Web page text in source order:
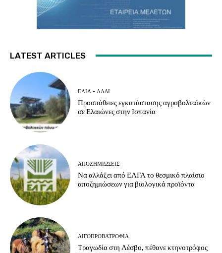
LATEST ARTICLES
ΕΛΙΆ - ΛΆΔΙ
Προσπάθειες εγκατάστασης αγροβολταϊκών
σε Ελαιώνες στην Ισπανία
ΑΠΟΖΗΜΙΏΣΕΙΣ
Να αλλάξει από ΕΛΓΑ το θεσμικό πλαίσιο
αποζημιώσεων για βιολογικά προϊόντα
ΑΙΓΟΠΡΟΒΑΤΡΟΦΊΑ
Τραγωδία στη Λέσβο, πέθανε κτηνοτρόφος